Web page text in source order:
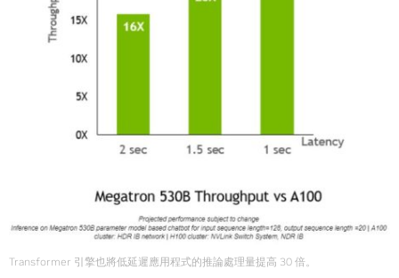
Transformer 引擎也將低延遲應用程式的推論處理量提高 30 倍。